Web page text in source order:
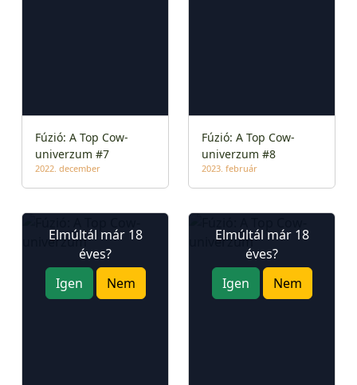
Fúzió: A Top Cow-
univerzum #7
2022. december
Fúzió: A Top Cow-
univerzum #8
2023. február
Elmúltál már 18
éves?
Igen
Nem
Elmúltál már 18
éves?
Igen
Nem